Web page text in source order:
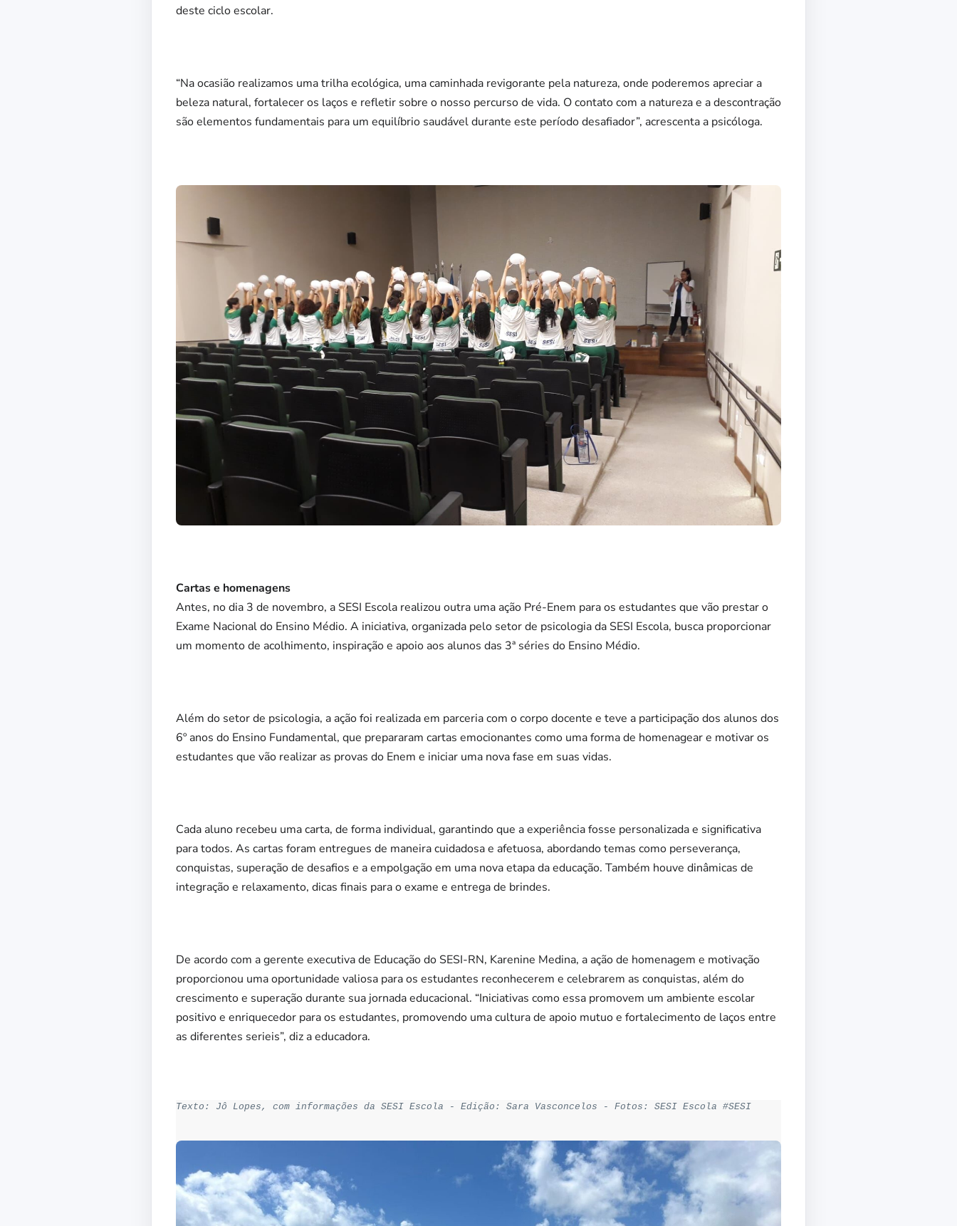
deste ciclo escolar.
“Na ocasião realizamos uma trilha ecológica, uma caminhada revigorante pela natureza, onde poderemos apreciar a
beleza natural, fortalecer os laços e refletir sobre o nosso percurso de vida. O contato com a natureza e a descontração
são elementos fundamentais para um equilíbrio saudável durante este período desafiador”, acrescenta a psicóloga.
Cartas e homenagens
Antes, no dia 3 de novembro, a SESI Escola realizou outra uma ação Pré-Enem para os estudantes que vão prestar o
Exame Nacional do Ensino Médio. A iniciativa, organizada pelo setor de psicologia da SESI Escola, busca proporcionar
um momento de acolhimento, inspiração e apoio aos alunos das 3ª séries do Ensino Médio.
Além do setor de psicologia, a ação foi realizada em parceria com o corpo docente e teve a participação dos alunos dos
6º anos do Ensino Fundamental, que prepararam cartas emocionantes como uma forma de homenagear e motivar os
estudantes que vão realizar as provas do Enem e iniciar uma nova fase em suas vidas.
Cada aluno recebeu uma carta, de forma individual, garantindo que a experiência fosse personalizada e significativa
para todos. As cartas foram entregues de maneira cuidadosa e afetuosa, abordando temas como perseverança,
conquistas, superação de desafios e a empolgação em uma nova etapa da educação. Também houve dinâmicas de
integração e relaxamento, dicas finais para o exame e entrega de brindes.
De acordo com a gerente executiva de Educação do SESI-RN, Karenine Medina, a ação de homenagem e motivação
proporcionou uma oportunidade valiosa para os estudantes reconhecerem e celebrarem as conquistas, além do
crescimento e superação durante sua jornada educacional. “Iniciativas como essa promovem um ambiente escolar
positivo e enriquecedor para os estudantes, promovendo uma cultura de apoio mutuo e fortalecimento de laços entre
as diferentes serieis”, diz a educadora.
Texto: Jô Lopes, com informações da SESI Escola - Edição: Sara Vasconcelos - Fotos: SESI Escola #SESI